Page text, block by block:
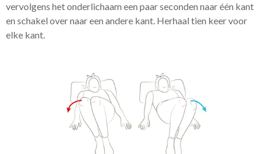
vervolgens het onderlichaam een ​​paar seconden naar één kant
en schakel over naar een andere kant. Herhaal tien keer voor
elke kant.